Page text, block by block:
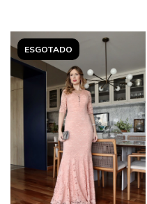
ESGOTADO